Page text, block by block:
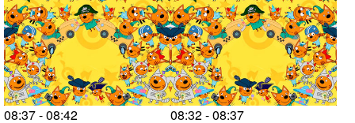
08:37 - 08:42
08:32 - 08:37